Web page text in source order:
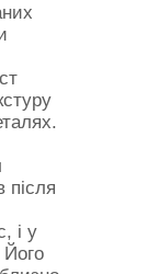
після
і у